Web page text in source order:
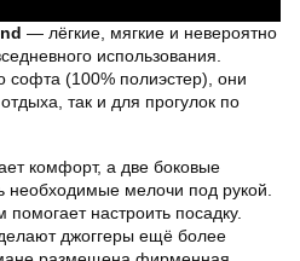
— лёгкие, мягкие и невероятно
использования.
софта (100% полиэстер), они
так и для прогулок по
комфорт, а две боковые
необходимые мелочи под рукой.
настроить посадку.
джоггеры ещё более